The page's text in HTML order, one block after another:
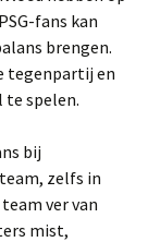
fans kan
brengen.
tegenpartij en
te spelen.
bij
zelfs in
ver van
mist,